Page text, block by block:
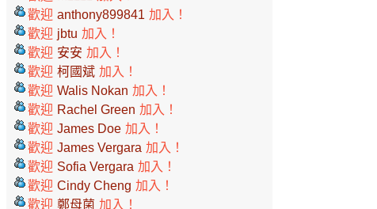
歡迎 anthony899841 加入！
歡迎 jbtu 加入！
歡迎 安安 加入！
歡迎 柯國斌 加入！
歡迎 Walis Nokan 加入！
歡迎 Rachel Green 加入！
歡迎 James Doe 加入！
歡迎 James Vergara 加入！
歡迎 Sofia Vergara 加入！
歡迎 Cindy Cheng 加入！
歡迎 鄭母菌 加入！